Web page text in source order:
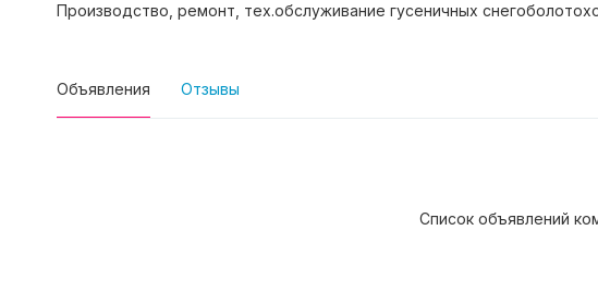
Производство, ремонт, тех.обслуживание гусеничных
Объявления Отзывы
Список объявлений